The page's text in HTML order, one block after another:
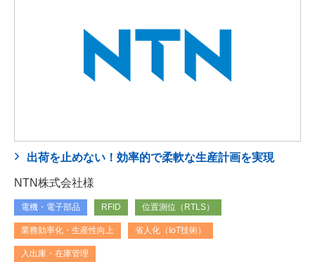
出荷を止めない！効率的で柔軟な生産計画を実現
NTN株式会社様
電機・電子部品 RFID 位置測位（RTLS）
業務効率化・生産性向上 省人化（IoT技術）
入出庫・在庫管理